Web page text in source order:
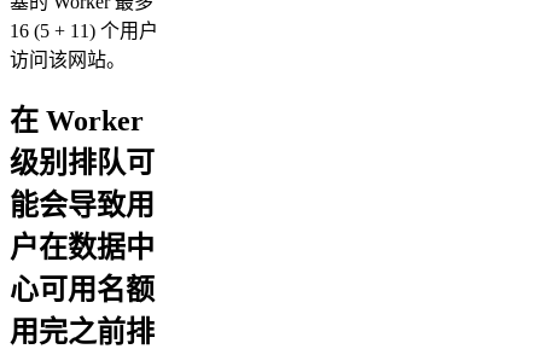
16 (5 + 11) 个用户
访问该网站。
在 Worker
级别排队可
能会导致用
户在数据中
心可用名额
用完之前排